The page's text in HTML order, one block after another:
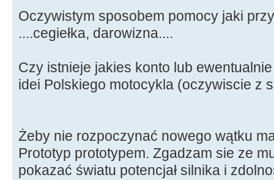
Oczywistym sposobem pomocy jaki
....cegiełka, darowizna....
Czy istnieje jakies konto lub
idei Polskiego motocykla (oczywiscie z
Żeby nie rozpoczynać nowego wątku
Prototyp prototypem. Zgadzam sie ze
pokazać światu potencjał silnika i